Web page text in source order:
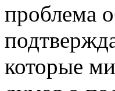
проблема
которые